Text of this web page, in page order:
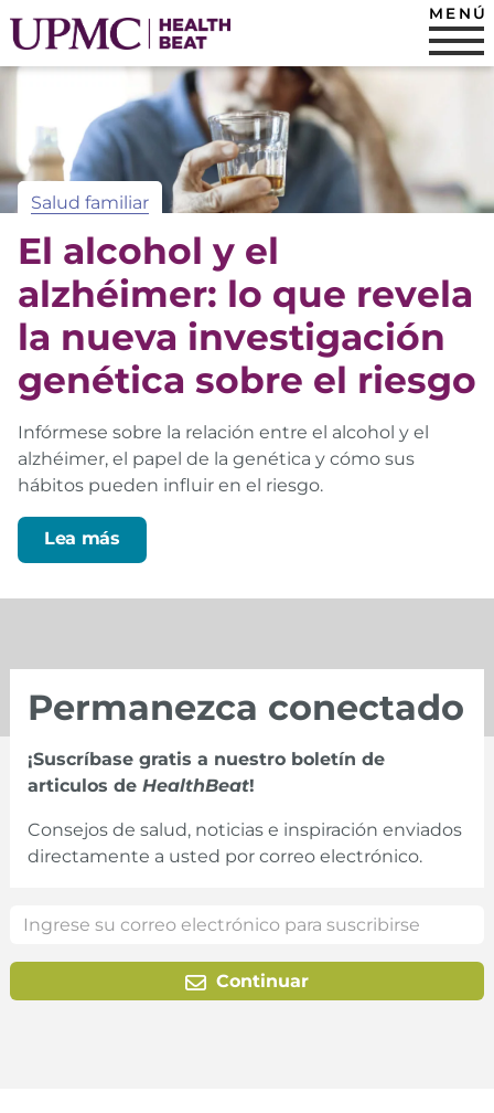
MENÚ
Salud familiar
El alcohol y el
alzhéimer: lo que revela
la nueva investigación
genética sobre el riesgo
Infórmese sobre la relación entre el alcohol y el
alzhéimer, el papel de la genética y cómo sus
hábitos pueden influir en el riesgo.
Lea más
Permanezca conectado
¡Suscríbase gratis a nuestro boletín de
articulos de HealthBeat!
Consejos de salud, noticias e inspiración enviados
directamente a usted por correo electrónico.
Continuar